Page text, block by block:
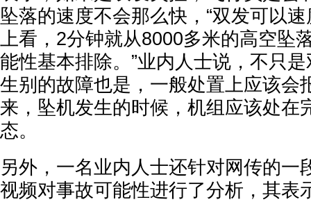
坠落的速度不会那么快，“双发可以
上看，2分钟就从8000多米的高空坠
能性基本排除。”业内人士说，不只
生别的故障也是，一般处置上应该会
来，坠机发生的时候，机组应该处在
态。
另外，一名业内人士还针对网传的一
视频对事故可能性进行了分析，其表